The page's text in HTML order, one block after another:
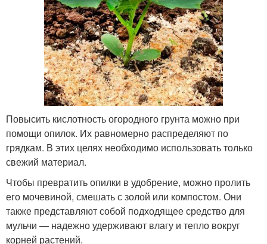
Повысить кислотность огородного грунта можно при
помощи опилок. Их равномерно распределяют по
грядкам. В этих целях необходимо использовать только
свежий материал.
Чтобы превратить опилки в удобрение, можно пролить
его мочевиной, смешать с золой или компостом. Они
также представляют собой подходящее средство для
мульчи — надежно удерживают влагу и тепло вокруг
корней растений.